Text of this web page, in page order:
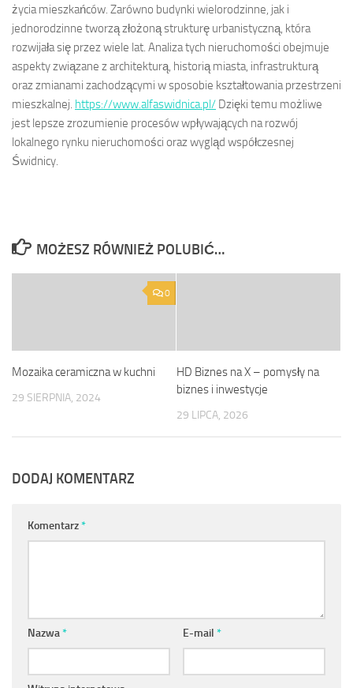
życia mieszkańców. Zarówno budynki wielorodzinne, jak i
jednorodzinne tworzą złożoną strukturę urbanistyczną, która
rozwijała się przez wiele lat. Analiza tych nieruchomości obejmuje
aspekty związane z architekturą, historią miasta, infrastrukturą
oraz zmianami zachodzącymi w sposobie kształtowania przestrzeni
mieszkalnej. https://www.alfaswidnica.pl/ Dzięki temu możliwe
jest lepsze zrozumienie procesów wpływających na rozwój
lokalnego rynku nieruchomości oraz wygląd współczesnej
Świdnicy.
MOŻESZ RÓWNIEŻ POLUBIĆ…
0
Mozaika ceramiczna w kuchni
29 SIERPNIA, 2024
HD Biznes na X – pomysły na
biznes i inwestycje
29 LIPCA, 2026
DODAJ KOMENTARZ
Komentarz*
Nazwa* E-mail *